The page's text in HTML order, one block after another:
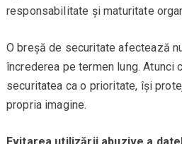
responsabilitate și maturitate
O breșă de securitate afectează
încrederea pe termen lung. Atunci
securitatea ca o prioritate, își
propria imagine.